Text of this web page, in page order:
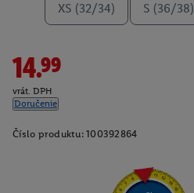
XS (32/34) S (36/38)
14.99
vrát. DPH
Doručenie
Číslo produktu: 100392864